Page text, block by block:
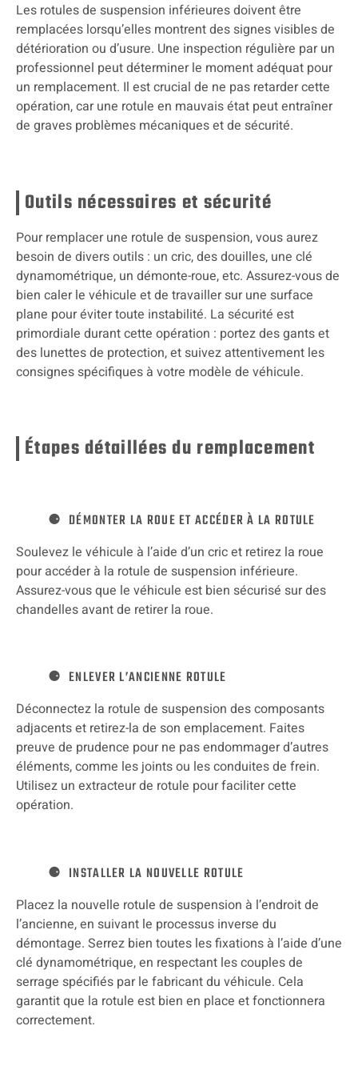
Les rotules de suspension inférieures doivent être
remplacées lorsqu’elles montrent des signes visibles de
détérioration ou d’usure. Une inspection régulière par un
professionnel peut déterminer le moment adéquat pour
un remplacement. Il est crucial de ne pas retarder cette
opération, car une rotule en mauvais état peut entraîner
de graves problèmes mécaniques et de sécurité.
Outils nécessaires et sécurité
Pour remplacer une rotule de suspension, vous aurez
besoin de divers outils : un cric, des douilles, une clé
dynamométrique, un démonte-roue, etc. Assurez-vous de
bien caler le véhicule et de travailler sur une surface
plane pour éviter toute instabilité. La sécurité est
primordiale durant cette opération : portez des gants et
des lunettes de protection, et suivez attentivement les
consignes spécifiques à votre modèle de véhicule.
Étapes détaillées du remplacement
DÉMONTER LA ROUE ET ACCÉDER À LA ROTULE
Soulevez le véhicule à l’aide d’un cric et retirez la roue
pour accéder à la rotule de suspension inférieure.
Assurez-vous que le véhicule est bien sécurisé sur des
chandelles avant de retirer la roue.
ENLEVER L’ANCIENNE ROTULE
Déconnectez la rotule de suspension des composants
adjacents et retirez-la de son emplacement. Faites
preuve de prudence pour ne pas endommager d’autres
éléments, comme les joints ou les conduites de frein.
Utilisez un extracteur de rotule pour faciliter cette
opération.
INSTALLER LA NOUVELLE ROTULE
Placez la nouvelle rotule de suspension à l’endroit de
l’ancienne, en suivant le processus inverse du
démontage. Serrez bien toutes les fixations à l’aide d’une
clé dynamométrique, en respectant les couples de
serrage spécifiés par le fabricant du véhicule. Cela
garantit que la rotule est bien en place et fonctionnera
correctement.